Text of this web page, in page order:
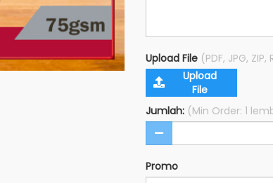
Upload File (PDF, JPG,
Upload
File
Jumlah: (Min Order: 1
Promo